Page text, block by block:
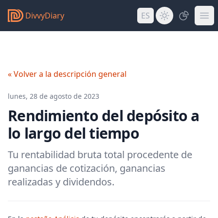
DivvyDiary ES
« Volver a la descripción general
lunes, 28 de agosto de 2023
Rendimiento del depósito a
lo largo del tiempo
Tu rentabilidad bruta total procedente de
ganancias de cotización, ganancias
realizadas y dividendos.